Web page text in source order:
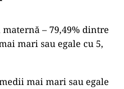
– 79,49% dintre
mari sau egale cu 5,
mai mari sau egale